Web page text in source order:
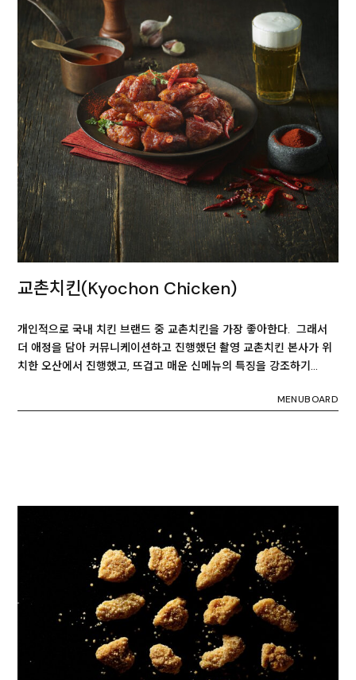
교촌치킨(Kyochon Chicken)
개인적으로 국내 치킨 브랜드 중 교촌치킨을 가장 좋아한다. 그래서
더 애정을 담아 커뮤니케이션하고 진행했던 촬영 교촌치킨 본사가 위
치한 오산에서 진행했고, 뜨겁고 매운 신메뉴의 특징을 강조하기…
MENUBOARD